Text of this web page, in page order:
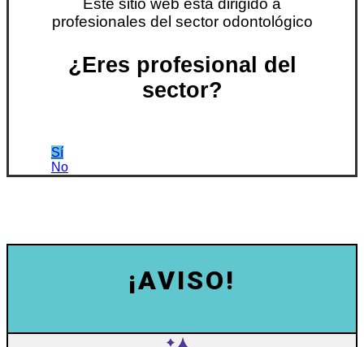
Este sitio web está dirigido a
profesionales del sector odontológico
¿Eres profesional del
sector?
Sí
No
¡AVISO!